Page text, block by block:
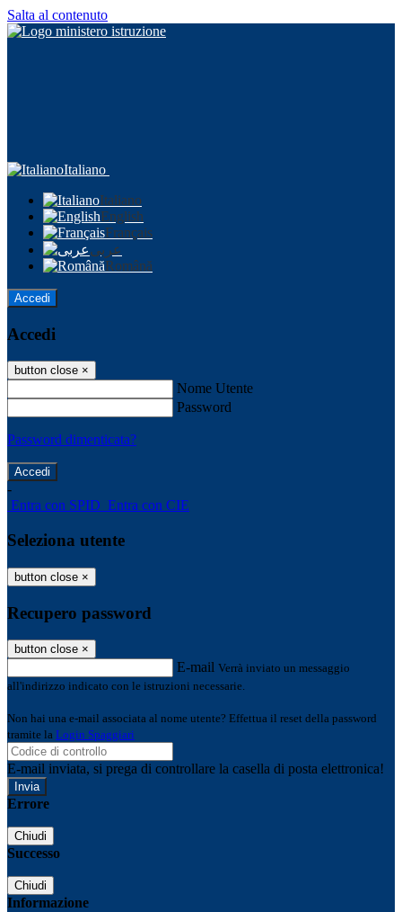
Salta al contenuto
Italiano
Italiano
English
Français
عربى
Română
Accedi
Accedi
button close ×
Nome Utente
Password
Password dimenticata?
-
Entra con SPID Entra con CIE
Seleziona utente
button close ×
Recupero password
button close ×
E-mail Verrà inviato un messaggio
all'indirizzo indicato con le istruzioni necessarie.
Non hai una e-mail associata al nome utente? Effettua il reset della password
tramite la Login Spaggiari
E-mail inviata, si prega di controllare la casella di posta elettronica!
Errore
Chiudi
Successo
Chiudi
Informazione